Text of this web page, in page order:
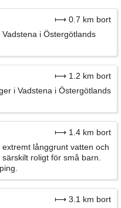
⟼ 0.7 km bort
i Östergötlands
⟼ 1.2 km bort
i Vadstena i Östergötlands
⟼ 1.4 km bort
långgrunt vatten och
roligt för små barn.
⟼ 3.1 km bort